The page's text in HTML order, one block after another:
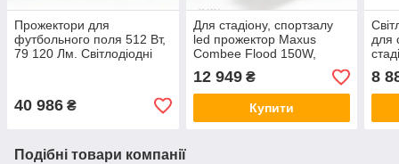
Прожектори для
футбольного поля 512 Вт,
79 120 Лм. Світлодіодні
40 986 ₴
Для стадіону, спортзалу
led прожектор Maxus
Combee Flood 150W,
12 949₴
Купити
для
8
Подібні товари компанії